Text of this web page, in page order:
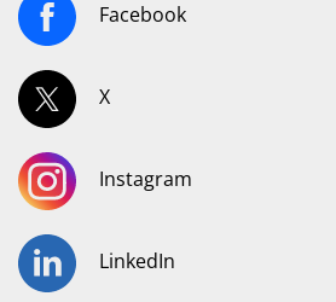
Facebook
X
Instagram
LinkedIn